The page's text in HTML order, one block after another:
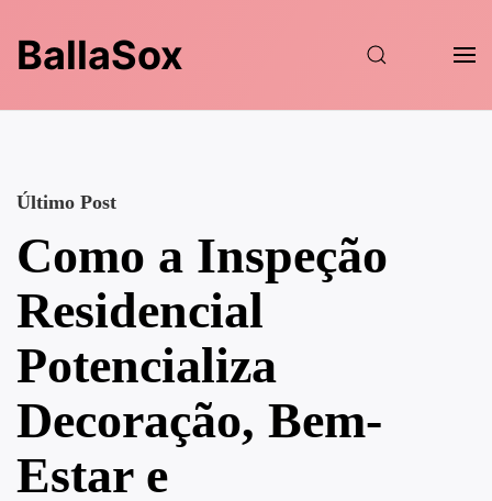
BallaSox
Último Post
Como a Inspeção
Residencial
Potencializa
Decoração, Bem-
Estar e